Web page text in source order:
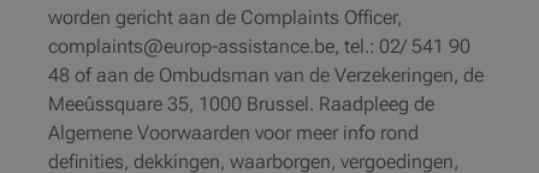
worden gericht aan de Complaints Officer,
complaints@europ-assistance.be, tel.: 02/ 541 90
48 of aan de Ombudsman van de Verzekeringen, de
Meeûssquare 35, 1000 Brussel. Raadpleeg de
Algemene Voorwaarden voor meer info rond
definities, dekkingen, waarborgen, vergoedingen,